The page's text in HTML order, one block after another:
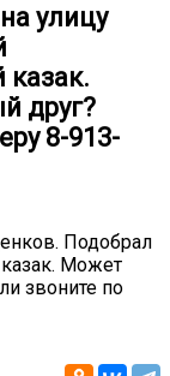
улицу
друг?
8-913-
Подобрал
Может
звоните по